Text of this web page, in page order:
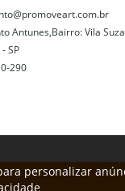
Antunes,Bairro: Vila
SP
290
personalizar